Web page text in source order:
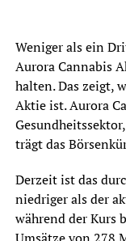
Weniger als ein
Aurora Cannabis
halten. Das zeigt,
Aktie ist. Aurora
trägt das
Derzeit ist das
niedriger als der
während der Kurs